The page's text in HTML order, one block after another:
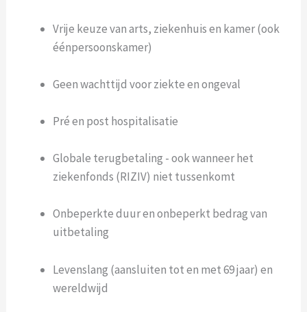
Vrije keuze van arts, ziekenhuis en kamer (ook
éénpersoonskamer)
Geen wachttijd voor ziekte en ongeval
Pré en post hospitalisatie
Globale terugbetaling - ook wanneer het
ziekenfonds (RIZIV) niet tussenkomt
Onbeperkte duur en onbeperkt bedrag van
uitbetaling
Levenslang (aansluiten tot en met 69 jaar) en
wereldwijd